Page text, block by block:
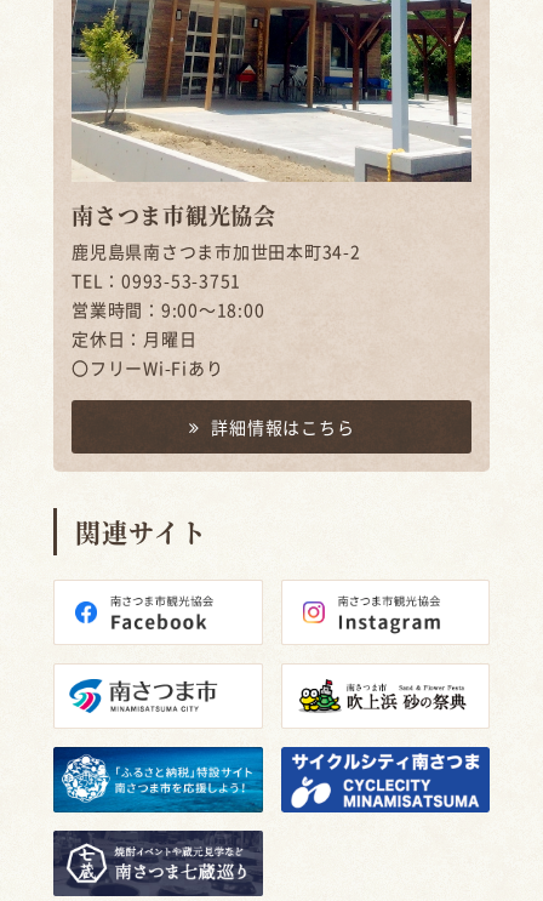
南さつま市観光協会
鹿児島県南さつま市加世田本町34-2
TEL：0993-53-3751
営業時間：9:00～18:00
定休日：月曜日
〇フリーWi-Fiあり
詳細情報はこちら
関連サイト